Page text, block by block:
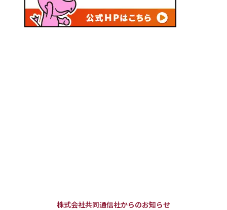
株式会社共同通信社からのお知らせ